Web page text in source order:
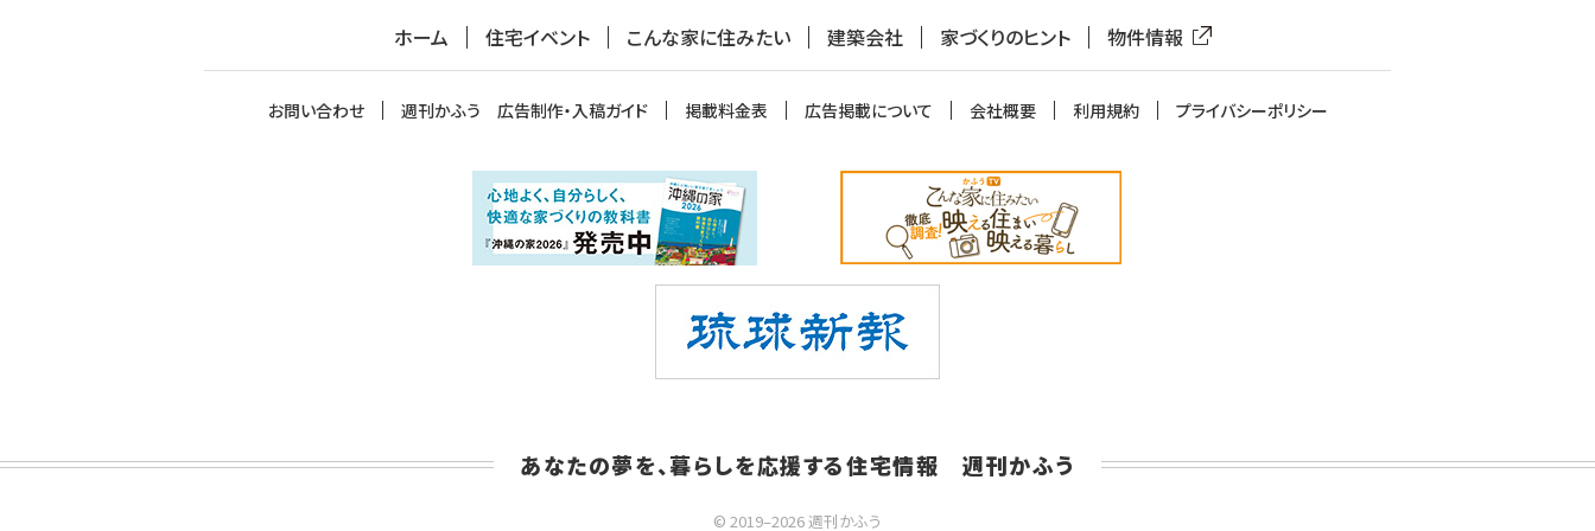
ホーム 住宅イベント こんな家に住みたい 建築会社 家づくりのヒント 物件情報
お問い合わせ 週刊かふう 広告制作・入稿ガイド 掲載料金表 広告掲載について 会社概要 利用規約 プライバシーポリシー
あなたの夢を、暮らしを応援する住宅情報 週刊かふう
© 2019–2026 週刊かふう